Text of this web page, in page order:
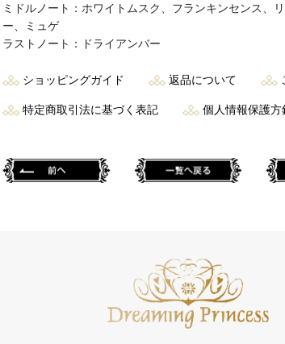
ミドルノート：ホワイトムスク、フランキンセンス、
ー、ミュゲ
ラストノート：ドライアンバー
ショッピングガイド 返品について
特定商取引法に基づく表記 個人情報保護方